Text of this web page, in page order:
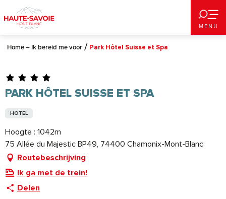
au
contenu
principal
MENU
Home – Ik bereid me voor Park Hôtel Suisse et Spa
PARK HÔTEL SUISSE ET SPA
HOTEL
Hoogte : 1042m
75 Allée du Majestic BP49, 74400 Chamonix-Mont-Blanc
Routebeschrijving
Ik ga met de trein!
Delen